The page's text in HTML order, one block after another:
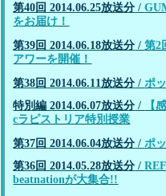
第40回 2014.06.25放送分 /
をお届け！
第39回 2014.06.18放送分 /第2
アワーを開催！
第38回 2014.06.11放送分 / ポ
特別編 2014.06.07放送分 / 【
cラピストリア特別授業
第37回 2014.06.04放送分 / ポ
第36回 2014.05.28放送分 /
beatnationが大集合!!